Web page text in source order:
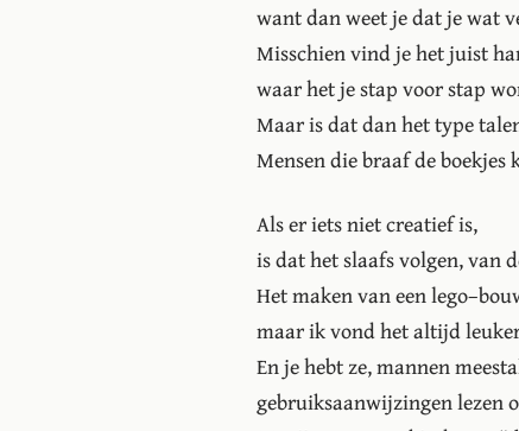
want dan weet je dat je wat
Misschien vind je het juist
waar het je stap voor stap
Maar is dat dan het type
Mensen die braaf de boekjes
Als er iets niet creatief is,
is dat het slaafs volgen, van
Het maken van een
maar ik vond het altijd
En je hebt ze, mannen
gebruiksaanwijzingen lezen